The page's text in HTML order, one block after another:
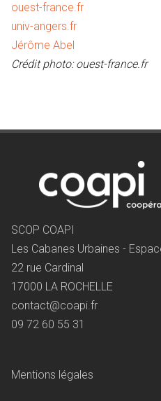
ouest-france.fr
univ-angers.fr
Jérôme Abel
Crédit photo: ouest-france.fr
SCOP COAPI
Les Cabanes Urbaines -
22 rue Cardinal
17000 LA ROCHELLE
contact@coapi.fr
09 72 60 55 31
Mentions légales